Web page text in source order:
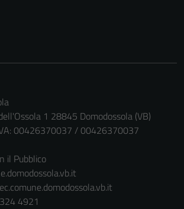
1 28845 Domodossola (VB)
00426370037 / 00426370037
il Pubblico
4921